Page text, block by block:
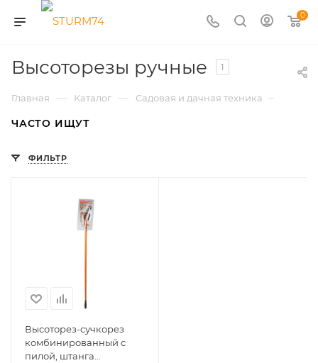
0
Высоторезы ручные 1
Главная — Каталог — Садовая и дачная техника —
ЧАСТО ИЩУТ
ФИЛЬТР
Высоторез-сучкорез
комбинированный с
пилой, штанга